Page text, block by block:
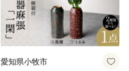
愛知県小牧市